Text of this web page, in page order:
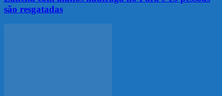
são resgatadas